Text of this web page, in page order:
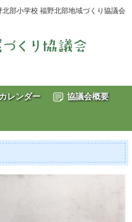
北部小学校 福野北部地域づくり協議会
カレンダー 協議会概要